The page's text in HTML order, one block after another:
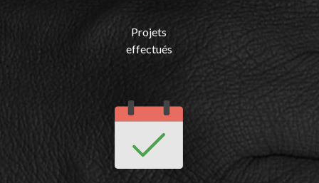
Projets
effectués